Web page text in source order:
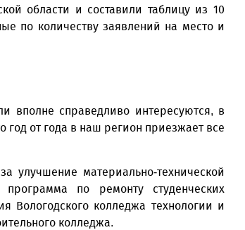
области и составили таблицу из 10
по количеству заявлений на место и
вполне справедливо интересуются, в
год от года в наш регион приезжает все
улучшение материально-технической
по ремонту студенческих
колледжа технологии и
колледжа.